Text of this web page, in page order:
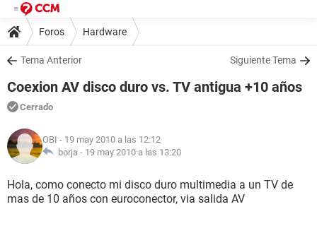
Foros Hardware
Tema Anterior Siguiente Tema
Coexion AV disco duro vs. TV antigua +10 años
Cerrado
OBI - 19 may 2010 a las 12:12
borja - 19 may 2010 a las 13:20
Hola, como conecto mi disco duro multimedia a un TV de
mas de 10 años con euroconector, via salida AV